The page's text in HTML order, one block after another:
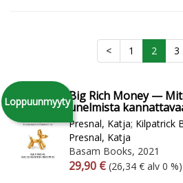
< 1 2 3
LoppuunmyytyBig Rich Money —
unelmista
Presnal, Katja; Kilpatrick
Presnal, Katja
Basam Books, 2021
Arvonlisäverollinen hinta
29,90 € Arvonlisäveroton
(26,34 € alv 0 %)